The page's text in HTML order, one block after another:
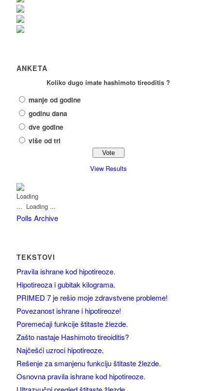
ANKETA
Koliko dugo imate hashimoto tireoditis ?
manje od godine
godinu dana
dve godine
više od tri
View Results
Loading ...
Polls Archive
TEKSTOVI
Pravila ishrane kod hipotireoze.
Hipotireoza i gubitak kilograma.
PRIMED 7 je rešio moje zdravstvene probleme!
Povezanost ishrane i hipotireoze!
Poremećaji funkcije štitaste žlezde.
Zašto nastaje Hashimoto tireoiditis?
Najčešći uzroci hipotireoze.
Rešenje za smanjenu funkciju štitaste žlezde.
Osnovna pravila ishrane kod hipotireoze.